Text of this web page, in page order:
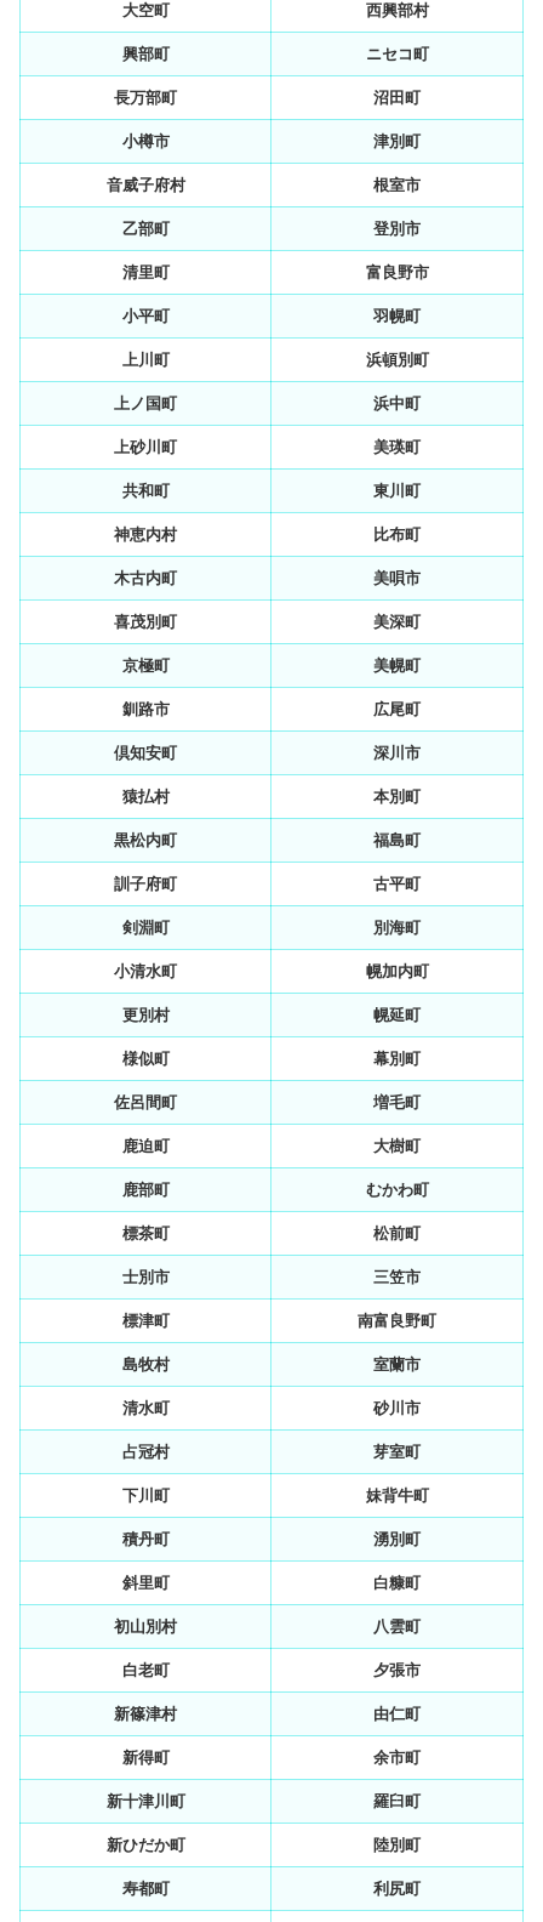
大空町 西興部村
興部町 ニセコ町
長万部町 沼田町
小樽市 津別町
音威子府村 根室市
乙部町 登別市
清里町 富良野市
小平町 羽幌町
上川町 浜頓別町
上ノ国町 浜中町
上砂川町 美瑛町
共和町 東川町
神恵内村 比布町
木古内町 美唄市
喜茂別町 美深町
京極町 美幌町
釧路市 広尾町
倶知安町 深川市
猿払村 本別町
黒松内町 福島町
訓子府町 古平町
剣淵町 別海町
小清水町 幌加内町
更別村 幌延町
様似町 幕別町
佐呂間町 増毛町
鹿迫町 大樹町
鹿部町 むかわ町
標茶町 松前町
士別市 三笠市
標津町 南富良野町
島牧村 室蘭市
清水町 砂川市
占冠村 芽室町
下川町 妹背牛町
積丹町 湧別町
斜里町 白糠町
初山別村 八雲町
白老町 夕張市
新篠津村 由仁町
新得町 余市町
新十津川町 羅臼町
新ひだか町 陸別町
寿都町 利尻町